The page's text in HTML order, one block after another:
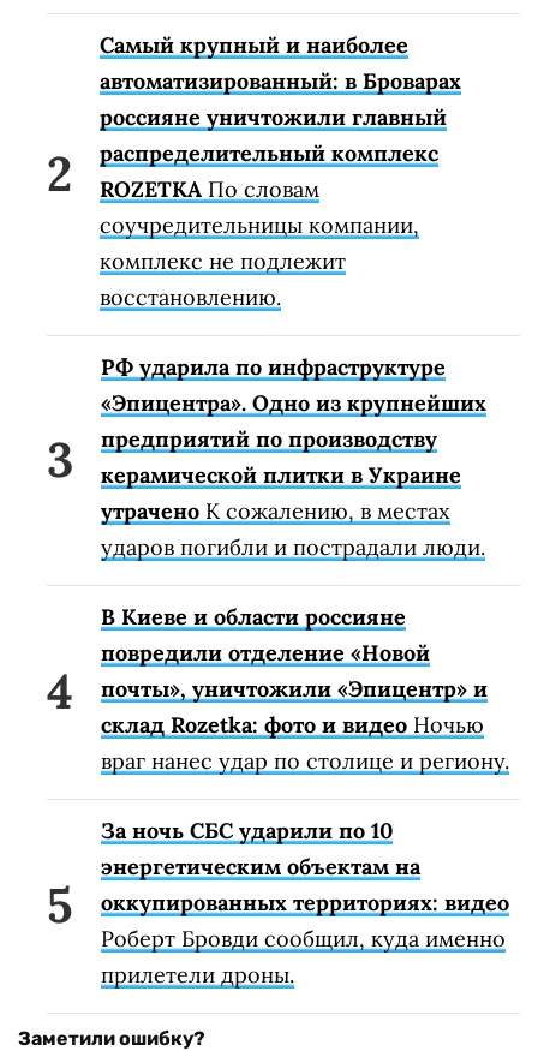
Самый крупный и наиболее
автоматизированный: в Броварах
россияне уничтожили главный
распределительный комплекс
ROZETKA По словам
соучредительницы компании,
комплекс не подлежит
восстановлению.
РФ ударила по инфраструктуре
«Эпицентра». Одно из крупнейших
предприятий по производству
керамической плитки в Украине
утрачено К сожалению, в местах
ударов погибли и пострадали люди.
В Киеве и области россияне
повредили отделение «Новой
почты», уничтожили «Эпицентр» и
склад Rozetka: фото и видео Ночью
враг нанес удар по столице и региону.
За ночь СБС ударили по 10
энергетическим объектам на
оккупированных территориях: видео
Роберт Бровди сообщил, куда именно
прилетели дроны.
Заметили ошибку?